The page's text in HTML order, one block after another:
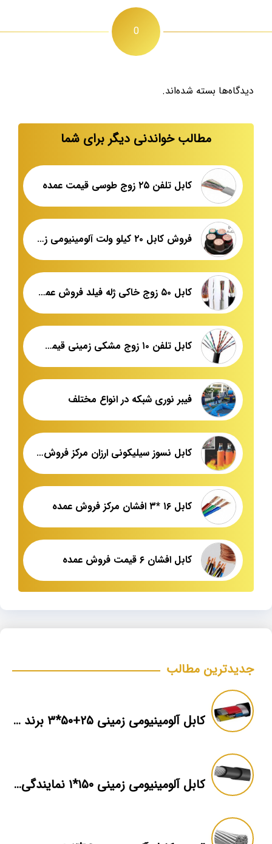
0
دیدگاه‌ها بسته شده‌اند.
مطالب خواندنی دیگر برای شما
کابل تلفن ۲۵ زوج طوسی قیمت عمده
فروش کابل ۲۰ کیلو ولت آلومینیومی زره دار
کابل ۵۰ زوج خاکی ژله فیلد فروش عمده
کابل تلفن ۱۰ زوج مشکی زمینی قیمت عمده
فیبر نوری شبکه در انواع مختلف
کابل نسوز سیلیکونی ارزان مرکز فروش عمده
کابل ۱۶ *۳ افشان مرکز فروش عمده
کابل افشان ۶ قیمت فروش عمده
جدیدترین مطالب
کابل آلومینیومی زمینی ۲۵+۵۰*۳ برند ماهان
کابل آلومینیومی زمینی ۱۵۰*۱ نمایندگی فروش